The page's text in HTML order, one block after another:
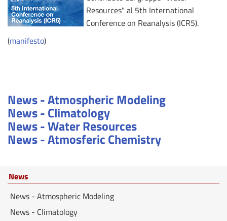
Resources" al 5th International
Conference on Reanalysis (ICR5).
(manifesto)
News - Atmospheric Modeling
News - Climatology
News - Water Resources
News - Atmosferic Chemistry
News
News - Atmospheric Modeling
News - Climatology